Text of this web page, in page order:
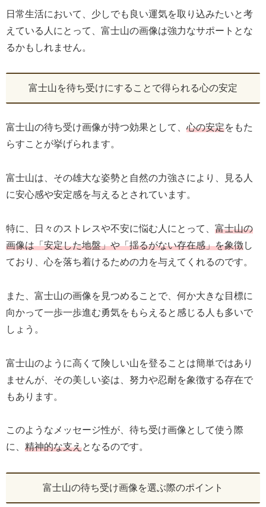
日常生活において、少しでも良い運気を取り込みたいと考
えている人にとって、富士山の画像は強力なサポートとな
るかもしれません。
富士山を待ち受けにすることで得られる心の安定
富士山の待ち受け画像が持つ効果として、 心の安定をもた
らすことが挙げられます。
富士山は、その雄大な姿勢と自然の力強さにより、見る人
に安心感や安定感を与えるとされています。
特に、日々のストレスや不安に悩む人にとって、 富士山の
画像は「安定した地盤」や「揺るがない存在感」を象徴し
ており、心を落ち着けるための力を与えてくれるのです。
また、富士山の画像を見つめることで、何か大きな目標に
向かって一歩一歩進む勇気をもらえると感じる人も多いで
しょう。
富士山のように高くて険しい山を登ることは簡単ではあり
ませんが、その美しい姿は、努力や忍耐を象徴する存在で
もあります。
このようなメッセージ性が、待ち受け画像として使う際
に、 精神的な支えとなるのです。
富士山の待ち受け画像を選ぶ際のポイント